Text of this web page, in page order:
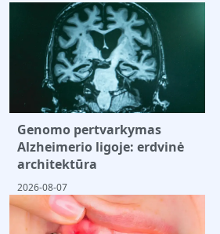
Genomo pertvarkymas
Alzheimerio ligoje: erdvinė
architektūra
2026-08-07